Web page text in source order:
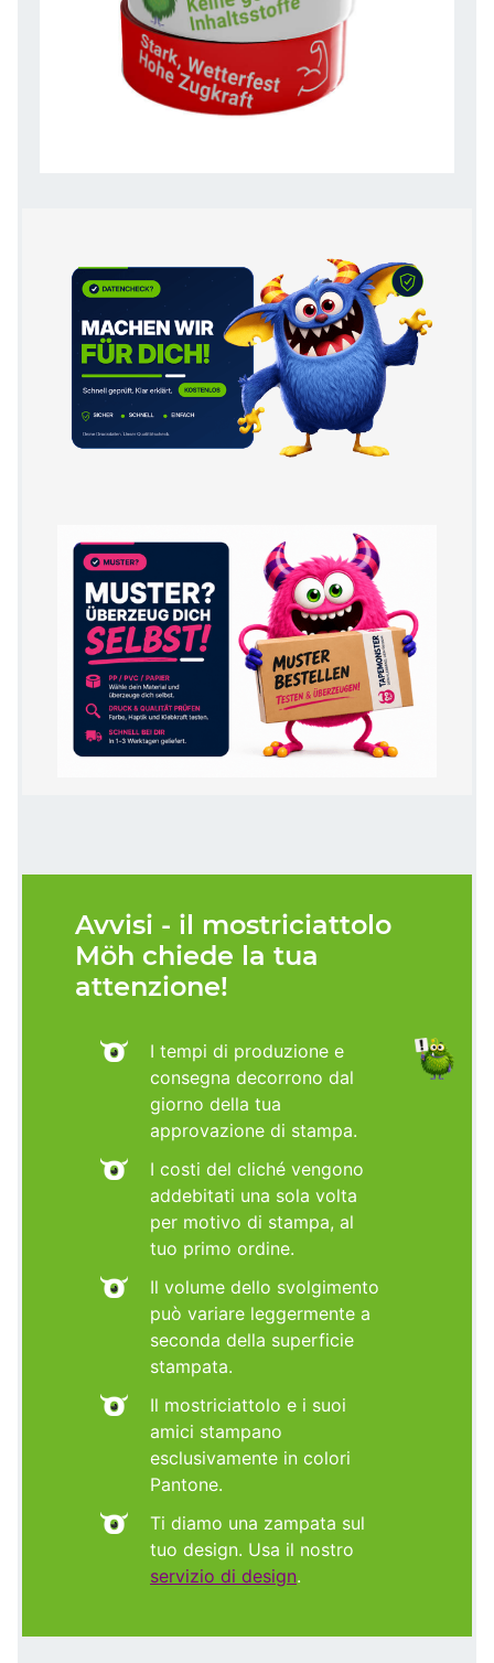
Avvisi - il mostriciattolo
Möh chiede la tua
attenzione!
I tempi di produzione e
consegna decorrono dal
giorno della tua
approvazione di stampa.
I costi del cliché vengono
addebitati una sola volta
per motivo di stampa, al
tuo primo ordine.
Il volume dello svolgimento
può variare leggermente a
seconda della superficie
stampata.
Il mostriciattolo e i suoi
amici stampano
esclusivamente in colori
Pantone.
Ti diamo una zampata sul
tuo design. Usa il nostro
servizio di design.